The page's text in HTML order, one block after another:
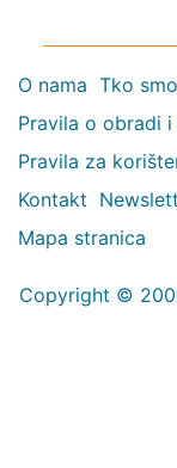
O nama Tko smo
Pravila o obradi
Pravila za
Kontakt
Mapa stranica
Copyright ©